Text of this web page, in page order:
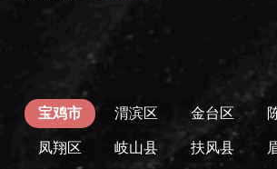
宝鸡市 渭滨区 金台区
凤翔区 岐山县 扶风县